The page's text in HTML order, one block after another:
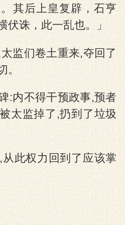
其后上皇复辟，石亨
伏诛，此一乱也。」
监们卷土重来,夺回了
。
:内不得干预政事,预者
太监掉了,扔到了垃圾
此权力回到了应该掌